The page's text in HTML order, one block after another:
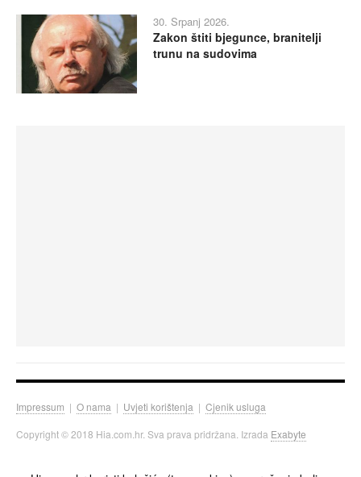
30. Srpanj 2026.
Zakon štiti bjegunce, branitelji
trunu na sudovima
Impressum | O nama | Uvjeti korištenja | Cjenik usluga
Copyright © 2018 Hia.com.hr. Sva prava pridržana. Izrada Exabyte